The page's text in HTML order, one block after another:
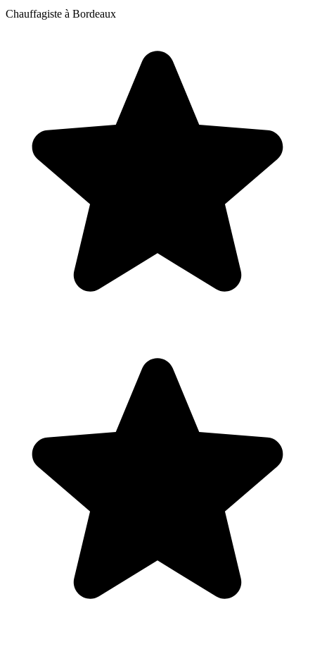
Chauffagiste à Bordeaux